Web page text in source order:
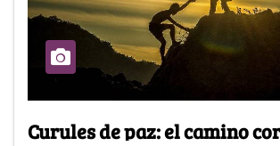
Curules de paz: el camino